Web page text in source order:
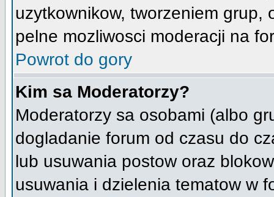
uzytkownikow, tworzeniem grup,
pelne mozliwosci moderacji na
Powrot do gory
Kim sa Moderatorzy?
Moderatorzy sa osobami (albo
dogladanie forum od czasu do
lub usuwania postow oraz
usuwania i dzielenia tematow w